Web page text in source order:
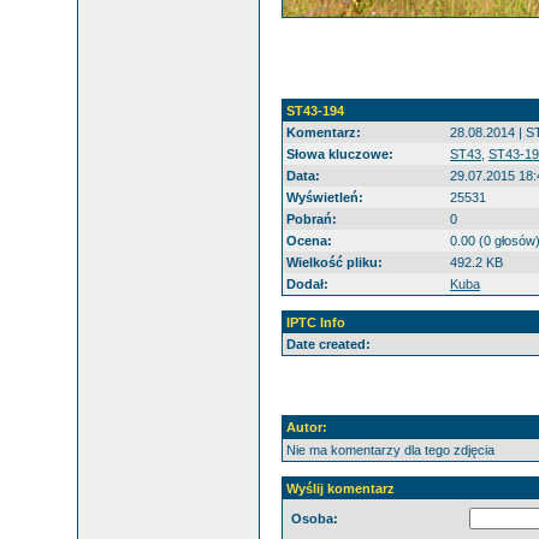
ST43-194
Komentarz:
28.08.2014 |
Słowa kluczowe:
ST43 ST43-
Data:
29.07.2015
Wyświetleń:
25531
Pobrań:
0
Ocena:
0.00 (0 głosów)
Wielkość pliku:
492.2 KB
Dodał:
Kuba
IPTC Info
Date created:
Autor:
Nie ma komentarzy dla tego zdjęcia
Wyślij komentarz
Osoba: